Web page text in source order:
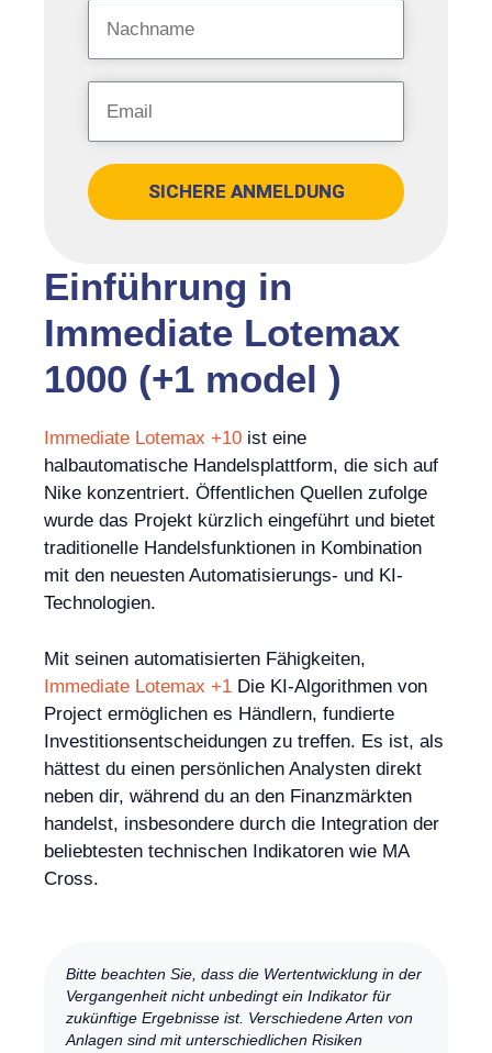
Einführung in
Immediate Lotemax
1000 (+1 model )
Immediate Lotemax +10 ist eine
halbautomatische Handelsplattform, die sich auf
Nike konzentriert. Öffentlichen Quellen zufolge
wurde das Projekt kürzlich eingeführt und bietet
traditionelle Handelsfunktionen in Kombination
mit den neuesten Automatisierungs- und KI-
Technologien.
Mit seinen automatisierten Fähigkeiten,
Immediate Lotemax +1 Die KI-Algorithmen von
Project ermöglichen es Händlern, fundierte
Investitionsentscheidungen zu treffen. Es ist, als
hättest du einen persönlichen Analysten direkt
neben dir, während du an den Finanzmärkten
handelst, insbesondere durch die Integration der
beliebtesten technischen Indikatoren wie MA
Cross.
SICHERE ANMELDUNG
Bitte beachten Sie, dass die Wertentwicklung in der
Vergangenheit nicht unbedingt ein Indikator für
zukünftige Ergebnisse ist. Verschiedene Arten von
Anlagen sind mit unterschiedlichen Risiken